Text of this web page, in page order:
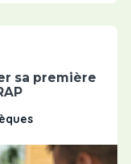
sa première